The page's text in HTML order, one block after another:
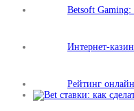
Betsoft
Интернет-
Рейтинг